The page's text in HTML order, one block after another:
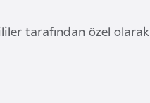
tarafından özel